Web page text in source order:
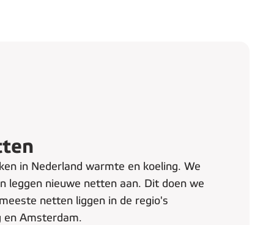
in Nederland warmte en koeling. We
leggen nieuwe netten aan. Dit doen we
netten liggen in de regio's
en Amsterdam.